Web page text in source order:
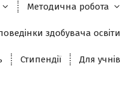
Методична робота
здобувача освіти
Стипендії Для учнів